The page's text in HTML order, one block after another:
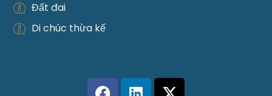
Đất đai
Di chúc thừa kế